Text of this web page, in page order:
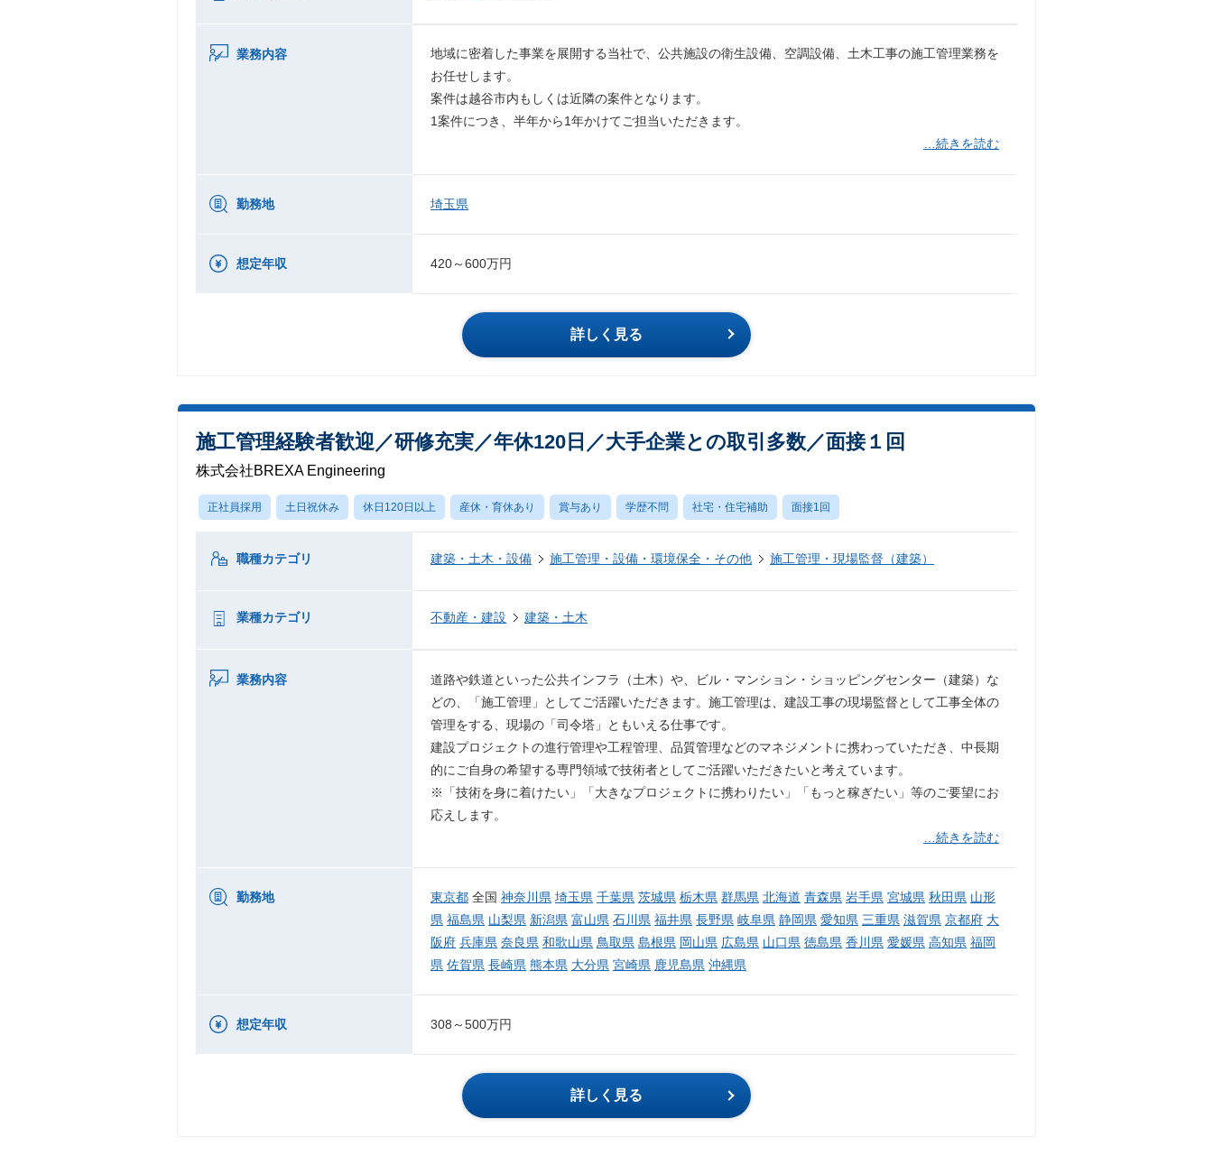
業務内容
地域に密着した事業を展開する当社で、公共施設の衛生設備、空調設備、土木工事の施工管理業務を
お任せします。
案件は越谷市内もしくは近隣の案件となります。
1案件につき、半年から1年かけてご担当いただきます。
…続きを読む
勤務地 埼玉県
想定年収 420～600万円
詳しく見る
施工管理経験者歓迎／研修充実／年休120日／大手企業との取引多数／面接１回
株式会社BREXA Engineering
正社員採用 土日祝休み 休日120日以上 産休・育休あり 賞与あり 学歴不問 社宅・住宅補助 面接1回
職種カテゴリ 建築・土木・設備 施工管理・設備・環境保全・その他 施工管理・現場監督（建築）
業種カテゴリ 不動産・建設 建築・土木
業務内容
道路や鉄道といった公共インフラ（土木）や、ビル・マンション・ショッピングセンター（建築）な
どの、「施工管理」としてご活躍いただきます。施工管理は、建設工事の現場監督として工事全体の
管理をする、現場の「司令塔」ともいえる仕事です。
建設プロジェクトの進行管理や工程管理、品質管理などのマネジメントに携わっていただき、中長期
的にご自身の希望する専門領域で技術者としてご活躍いただきたいと考えています。
※「技術を身に着けたい」「大きなプロジェクトに携わりたい」「もっと稼ぎたい」等のご要望にお
応えします。
…続きを読む
勤務地 東京都 全国 神奈川県 埼玉県 千葉県 茨城県 栃木県 群馬県 北海道 青森県 岩手県 宮城県 秋田県 山形
県 福島県 山梨県 新潟県 富山県 石川県 福井県 長野県 岐阜県 静岡県 愛知県 三重県 滋賀県 京都府 大
阪府 兵庫県 奈良県 和歌山県 鳥取県 島根県 岡山県 広島県 山口県 徳島県 香川県 愛媛県 高知県 福岡
県 佐賀県 長崎県 熊本県 大分県 宮崎県 鹿児島県 沖縄県
想定年収 308～500万円
詳しく見る